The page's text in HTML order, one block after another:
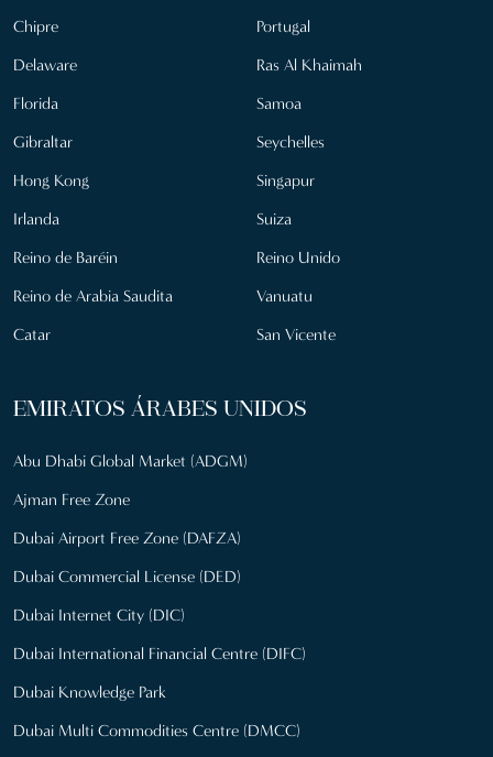
Chipre
Delaware
Florida
Gibraltar
Hong Kong
Irlanda
Reino de Baréin
Reino de Arabia Saudita
Catar
Portugal
Ras Al Khaimah
Samoa
Seychelles
Singapur
Suiza
Reino Unido
Vanuatu
San Vicente
EMIRATOS ÁRABES UNIDOS
Abu Dhabi Global Market (ADGM)
Ajman Free Zone
Dubai Airport Free Zone (DAFZA)
Dubai Commercial License (DED)
Dubai Internet City (DIC)
Dubai International Financial Centre (DIFC)
Dubai Knowledge Park
Dubai Multi Commodities Centre (DMCC)